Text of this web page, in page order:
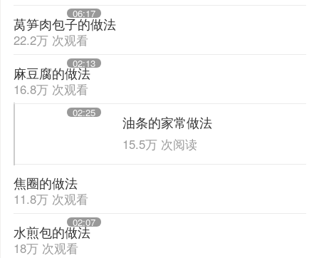
06:17
02:13
莴笋肉包子的做法
22.2万 次观看
02:25
麻豆腐的做法
16.8万 次观看
油条的家常做法
15.5万 次阅读
02:07
焦圈的做法
11.8万 次观看
水煎包的做法
18万 次观看